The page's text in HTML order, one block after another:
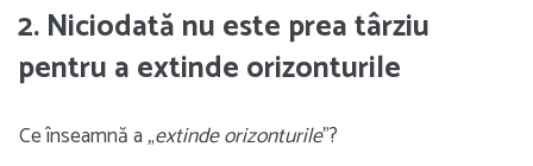
2. Niciodată nu este prea târziu
pentru a extinde orizonturile
Ce înseamnă a „extinde orizonturile”?